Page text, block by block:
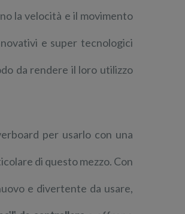
la velocità e il movimento
e super tecnologici
da rendere il loro utilizzo
per usarlo con una
di questo mezzo. Con
e divertente da usare,